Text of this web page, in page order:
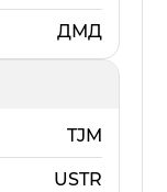
ДМД
TJM
USTR